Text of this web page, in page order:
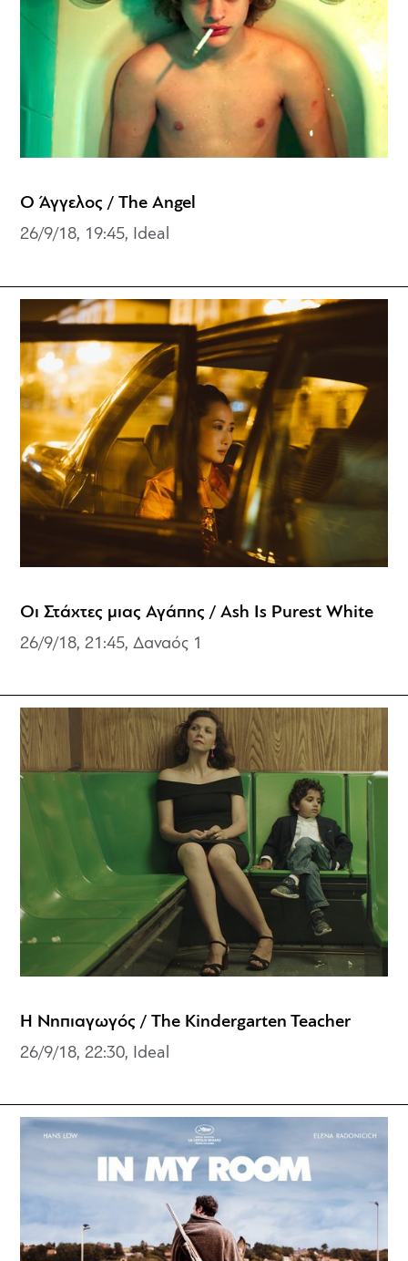
Ο Άγγελος / The Angel
26/9/18, 19:45, Ideal
Οι Στάχτες μιας Αγάπης / Ash Is Purest White
26/9/18, 21:45, Δαναός 1
Η Νηπιαγωγός / The Kindergarten Teacher
26/9/18, 22:30, Ideal